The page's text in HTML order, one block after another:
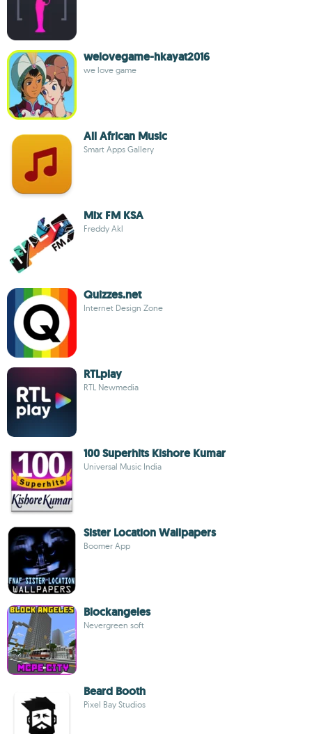
welovegame-hkayat2016
we love game
All African Music
Smart Apps Gallery
Mix FM KSA
Freddy Akl
Quizzes.net
Internet Design Zone
RTLplay
RTL Newmedia
100 Superhits Kishore Kumar
Universal Music India
Sister Location Wallpapers
Boomer App
Blockangeles
Nevergreen soft
Beard Booth
Pixel Bay Studios